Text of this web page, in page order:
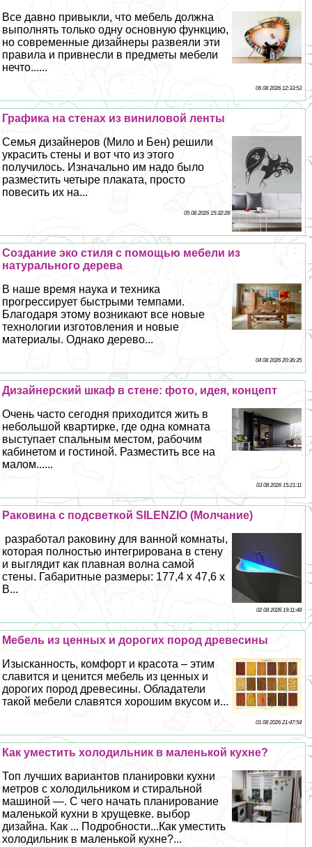
Все давно привыкли, что мебель должна
выполнять только одну основную функцию,
но современные дизайнеры развеяли эти
правила и привнесли в предметы мебели
нечто......
06 08 2026 12:33:53
Графика на стенах из виниловой ленты
Семья дизайнеров (Мило и Бен) решили
украсить стены и вот что из этого
получилось. Изначально им надо было
разместить четыре плаката, просто
повесить их на...
05 08 2026 15:32:28
Создание эко стиля с помощью мебели из
натурального дерева
В наше время наука и техника
прогрессирует быстрыми темпами.
Благодаря этому возникают все новые
технологии изготовления и новые
материалы. Однако дерево...
04 08 2026 20:36:35
Дизайнерский шкаф в стене: фото, идея, концепт
Очень часто сегодня приходится жить в
небольшой квартирке, где одна комната
выступает спальным местом, рабочим
кабинетом и гостиной. Разместить все на
малом......
03 08 2026 15:21:11
Paковина с подсветкой SILENZIO (Молчание)
разработал paковину для ванной комнаты,
которая полностью интегрирована в стену
и выглядит как плавная волна самой
стены. Габаритные размеры: 177,4 х 47,6 х
В...
02 08 2026 19:11:48
Мебель из ценных и дорогих пород древесины
Изысканность, комфорт и красота – этим
славится и ценится мебель из ценных и
дорогих пород древесины. Обладатели
такой мебели славятся хорошим вкусом и...
01 08 2026 21:47:54
Как уместить холодильник в маленькой кухне?
Топ лучших вариантов планировки кухни
метров с холодильником и стиральной
машиной —. С чего начать планирование
маленькой кухни в хрущевке. выбор
дизайна. Как ... Подробности...Как уместить
холодильник в маленькой кухне?...